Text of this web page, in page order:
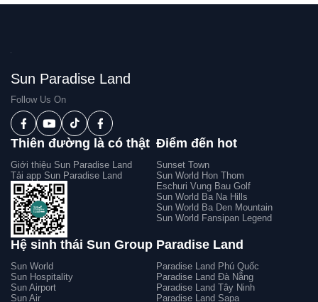
Sun Paradise Land
Follow Us On
Thiên đường là có thật
Giới thiệu Sun Paradise Land
Tải app Sun Paradise Land
Điểm đến hot
Sunset Town
Sun World Hon Thom
Eschuri Vung Bau Golf
Sun World Ba Na Hills
Sun World Ba Den Mountain
Sun World Fansipan Legend
Hệ sinh thái Sun Group
Sun World
Sun Hospitality
Sun Airport
Sun Air
Paradise Land
Paradise Land Phú Quốc
Paradise Land Đà Nẵng
Paradise Land Tây Ninh
Paradise Land Sapa